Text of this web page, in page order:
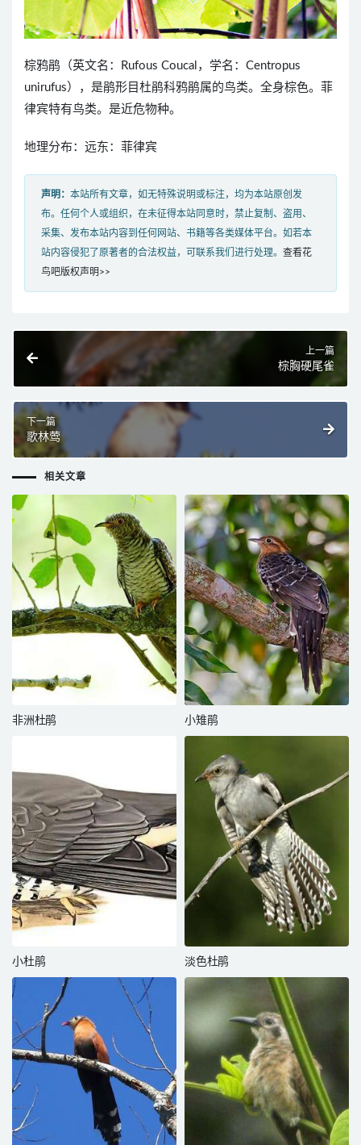
棕鸦鹃（英文名：Rufous Coucal，学名：Centropus
unirufus），是鹃形目杜鹃科鸦鹃属的鸟类。全身棕色。菲
律宾特有鸟类。是近危物种。
地理分布：远东：菲律宾
声明： 本站所有文章，如无特殊说明或标注，均为本站原创发
布。任何个人或组织，在未征得本站同意时，禁止复制、盗用、
采集、发布本站内容到任何网站、书籍等各类媒体平台。如若本
站内容侵犯了原著者的合法权益，可联系我们进行处理。 查看花
鸟吧版权声明>>
上一篇
棕胸硬尾雀
下一篇
歌林莺
相关文章
非洲杜鹃 小雉鹃
小杜鹃 淡色杜鹃